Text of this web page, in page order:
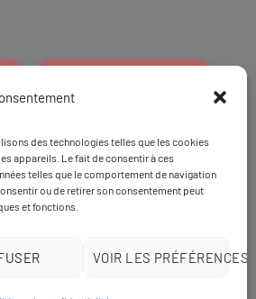
des technologies telles que les cookies
appareils. Le fait de consentir à ces
telles que le comportement de navigation
ou de retirer son consentement peut
et fonctions.
VOIR LES PRÉFÉRENCES
EtTapez 98pour
une formation